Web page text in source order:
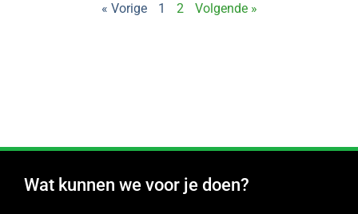
« Vorige 1 2 Volgende »
Wat kunnen we voor je doen?